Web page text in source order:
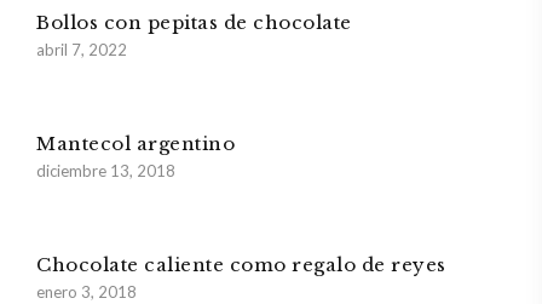
Bollos con pepitas de chocolate
abril 7, 2022
Mantecol argentino
diciembre 13, 2018
Chocolate caliente como regalo de reyes
enero 3, 2018